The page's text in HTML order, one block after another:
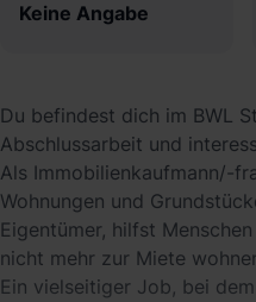
Keine Angabe
Du befindest dich im BWL
Abschlussarbeit und
Als Immobilienkaufmann/-
Wohnungen und
Eigentümer, hilfst
nicht mehr zur Miete
Ein vielseitiger Job, bei